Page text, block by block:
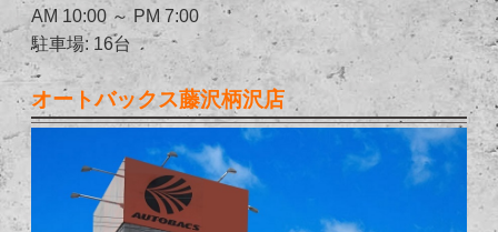
AM 10:00 ～ PM 7:00
駐車場: 16台
オートバックス藤沢柄沢店